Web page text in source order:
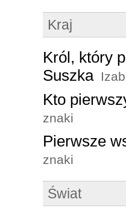
Kraj
Król, który
Suszka
Kto
znaki
Pierwsze
znaki
Świat